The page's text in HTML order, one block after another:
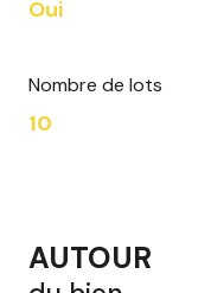
Oui
Nombre de lots
10
AUTOUR